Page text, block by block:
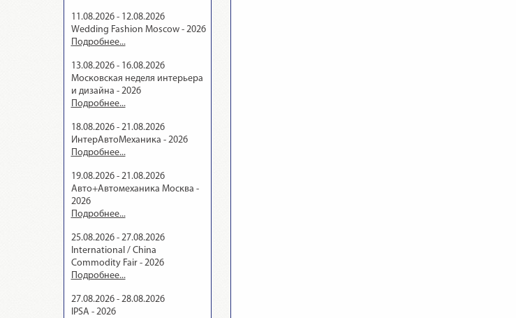
11.08.2026 - 12.08.2026
Wedding Fashion Moscow - 2026
Подробнее...
13.08.2026 - 16.08.2026
Московская неделя интерьера
и дизайна - 2026
Подробнее...
18.08.2026 - 21.08.2026
ИнтерАвтоМеханика - 2026
Подробнее...
19.08.2026 - 21.08.2026
Авто+Автомеханика Москва -
2026
Подробнее...
25.08.2026 - 27.08.2026
International / China
Commodity Fair - 2026
Подробнее...
27.08.2026 - 28.08.2026
IPSA - 2026